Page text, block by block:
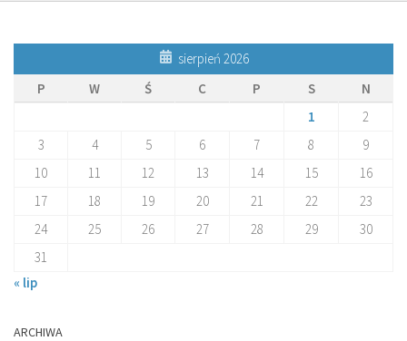
sierpień 2026
P
W Ś C P S
N
1
2
3
4 5 6 7 8
9
10
11 12 13 14 15
16
17
18 19 20 21 22
23
24
25 26 27 28 29
30
31
« lip
ARCHIWA